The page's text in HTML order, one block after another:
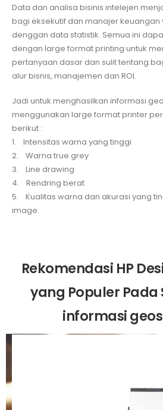
Data dan analisa bisinis intelejen
bagi eksekutif dan manajer
denggan data statistik. Semua ini
dengan large format printing untuk
pertanyaan dasar dan sulit tentang
alur bisnis, manajemen dan ROI.
Jadi untuk menghasilkan informasi
menggunakan large format printer
berikut :
1. Intensitas warna yang tinggi
2. Warna true grey
3. Line drawing
4. Rendring berat
5. Kualitas warna dan akurasi yang
image.
Rekomendasi HP
yang Populer Pada
informasi